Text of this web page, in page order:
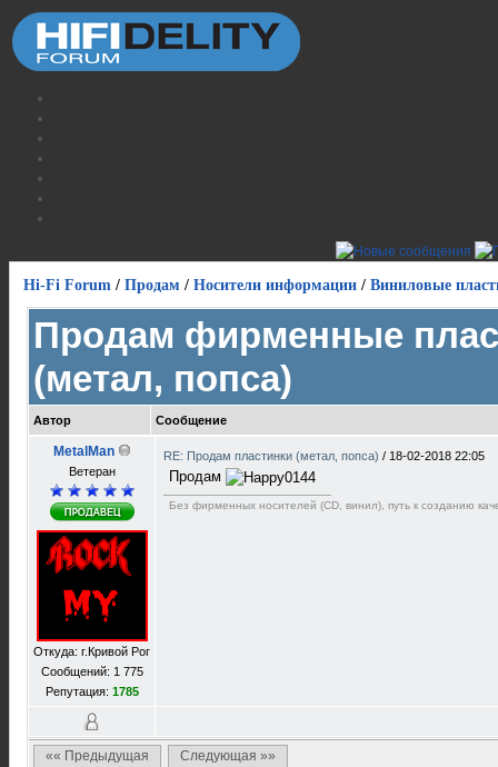
Hi-Fi Forum / Продам / Носители информации / Виниловые
Продам фирменные
(метал, попса)
Автор Сообщение
MetalMan
Ветеран
Откуда: г.Кривой Рог
Сообщений: 1 775
Репутация: 1785
RE: Продам пластинки (метал, попса) / 18-02-2018 22:05
Продам
Без фирменных носителей (CD, винил), путь к созданию
«« Предыдущая Следующая »»